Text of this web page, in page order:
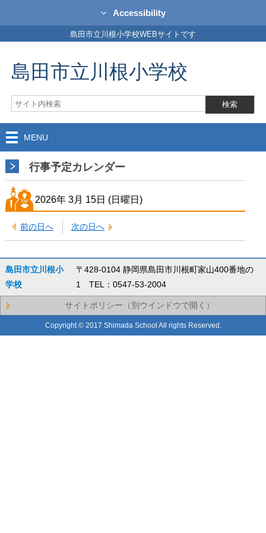
Accessibility
島田市立川根小学校WEBサイトです
島田市立川根小学校
MENU
行事予定カレンダー
2026年 3月 15日 (日曜日)
前の日へ 次の日へ
島田市立川根小
学校
〒428-0104 静岡県島田市川根町家山400番地の
1 TEL：0547-53-2004
サイトポリシー（別ウインドウで開く）
Copyright © 2017 Shimada School All rights Reserved.